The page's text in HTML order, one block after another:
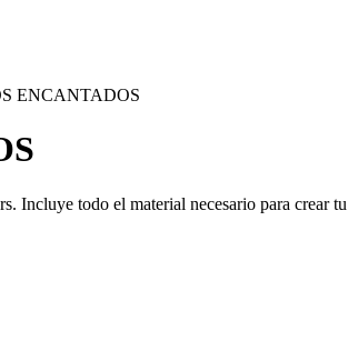
ENCANTADOS
Incluye todo el material necesario para crear